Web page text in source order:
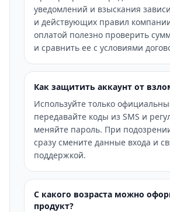
уведомлений и взыскания
и действующих правил
оплатой полезно проверить
и сравнить ее с условиями
Как защитить аккаунт от
Используйте только
передавайте коды из SMS и
меняйте пароль. При
сразу смените данные входа и
поддержкой.
С какого возраста можно
продукт?